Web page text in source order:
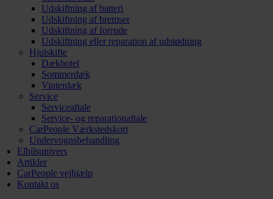
Udskiftning af batteri
Udskiftning af bremser
Udskiftning af forrude
Udskiftning eller reparation af udstødning
Hjulskifte
Dækhotel
Sommerdæk
Vinterdæk
Service
Serviceaftale
Service- og reparationaftale
CarPeople Værkstedskort
Undervognsbehandling
Elbilsunivers
Artikler
CarPeople vejhjælp
Kontakt os